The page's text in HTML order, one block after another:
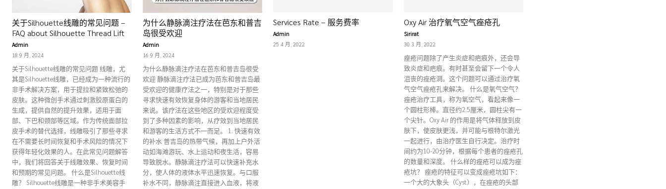
关于Silhouette线雕的常见问题 –
FAQ about Silhouette Thread Lift
Admin
18 9 月, 2024
关于Silhouette线雕的常见问题 线雕，尤
其是Silhouette线雕，已经成为一种流行的
非手术解决方案，用于提拉和紧致松弛的
皮肤。这种微创手术通过刺激胶原蛋白的
生成，提供自然的提升效果，适用于面
部、下巴和颈部等区域。作为传统面部拉
皮手术的替代选择，线雕吸引了那些寻求
在不需要长时间恢复和手术风险的情况下
获得年轻化效果的人。在此常见问题解答
中，我们将回答关于线雕效果、恢复时间
和预期的常见问题。 什么是Silhouette线
雕？ Silhouette线雕是一种非手术美容手
为什么静脉滴注疗法在芭东和普吉
岛很受欢迎
Admin
16 9 月, 2024
为什么静脉滴注疗法在芭东和普吉岛很受
欢迎 静脉滴注疗法已成为芭东和普吉岛最
受欢迎的健康疗法之一，特别是对于那些
寻求快速有效恢复身体的游客和当地居民
来说。该疗法在这些地区的受欢迎程度受
到了多种因素的影响，从疗效到当地居民
和游客的生活方式不一而足。 1. 快速有效
的补水 普吉岛的热带气候，再加上户外活
动如海滩游玩、水上运动和夜生活，容易
导致脱水。静脉滴注疗法可以快速补充水
分，使人体的液体水平迅速恢复。与口服
补水不同，静脉滴注直接进入血液，将液
Services Rate – 服务费率
Admin
25 4 月, 2022
Oxy Air 治疗氧气空气痤疮孔
Sirirat
30 3 月, 2022
痤疮问题除了产生炎症和疤痕外，还会导
致炎症和疤痕。有时甚至会留下一个令人
沮丧的痤疮洞。这个问题可以通过治疗氧
气空气痤疮孔来解决。 什么是氧气空气？
痤疮治疗工具，称为氧空气，看起来像一
个圆柱形棒。直径约2.5厘米，圆柱尖有一
个尖针。Oxy Air 的作用是将气体释放到皮
肤下，使皮肤更浅，并可能与根特尔激光
一起进行，由治疗医生自行决定。治疗时
间约为10-20分钟，根据每个患者的痤疮孔
的数量和深度。 什么样的痤疮可以成为痤
疮坑？ 痤疮的特征可以变成痤疮坑如下：
一个大的大象头（Cyst），在痤疮的头部